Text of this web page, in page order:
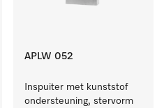
APLW 052
Inspuiter met kunststof
ondersteuning, stervorm